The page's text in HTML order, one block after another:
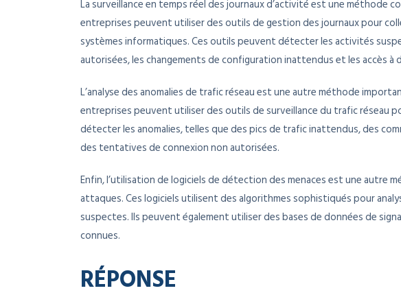
La surveillance en temps réel des journaux d’activité est une méthode
entreprises peuvent utiliser des outils de gestion des journaux pour
systèmes informatiques. Ces outils peuvent détecter les activités
autorisées, les changements de configuration inattendus et les accès à
L’analyse des anomalies de trafic réseau est une autre méthode
entreprises peuvent utiliser des outils de surveillance du trafic réseau
détecter les anomalies, telles que des pics de trafic inattendus, des
des tentatives de connexion non autorisées.
Enfin, l’utilisation de logiciels de détection des menaces est une
attaques. Ces logiciels utilisent des algorithmes sophistiqués pour
suspectes. Ils peuvent également utiliser des bases de données de
connues.
RÉPONSE